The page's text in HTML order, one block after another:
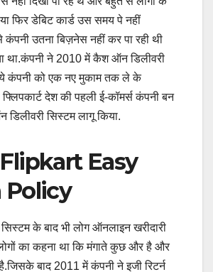
फिर डेबिट कार्ड उस समय पे नहीं
उतना बिज़नेस नहीं कर पा रही थी
था.कंपनी ने 2010 में कैश ऑन डिलीवरी
कंपनी को एक नए मुकाम तक ले के
देश की पहली ई-कॉमर्स कंपनी बन
सिस्टम लागू किया.
Easy
Policy
के बाद भी लोग ऑनलाइन खरीदारी
का कहना था कि मंगाते कुछ और है और
बाद 2011 में कंपनी ने इजी रिटर्न